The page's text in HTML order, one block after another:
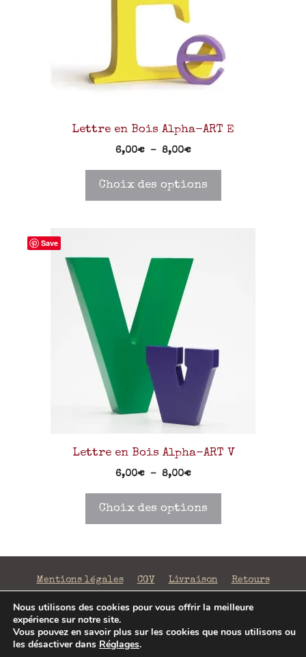
Lettre en Bois Alpha-ART E
6,00€ – 8,00€
Choix des options
Save
Lettre en Bois Alpha-ART V
6,00€ – 8,00€
Choix des options
Mentions légales CGV Livraison Retours
Confidentialité
©2026 La Fabrique de Mots Magiques | SIRET 797 938
206 00043 | Conception
Nous utilisons des cookies pour vous offrir la meilleure
expérience sur notre site.
Vous pouvez en savoir plus sur les cookies que nous utilisons ou
les désactiver dans Réglages.